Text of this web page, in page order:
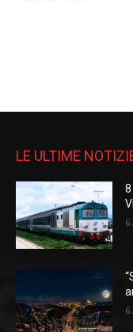
LE ULTIME
6
6